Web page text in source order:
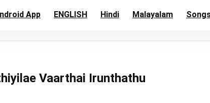
App ENGLISH Hindi Malayalam
Vaarthai Irunthathu